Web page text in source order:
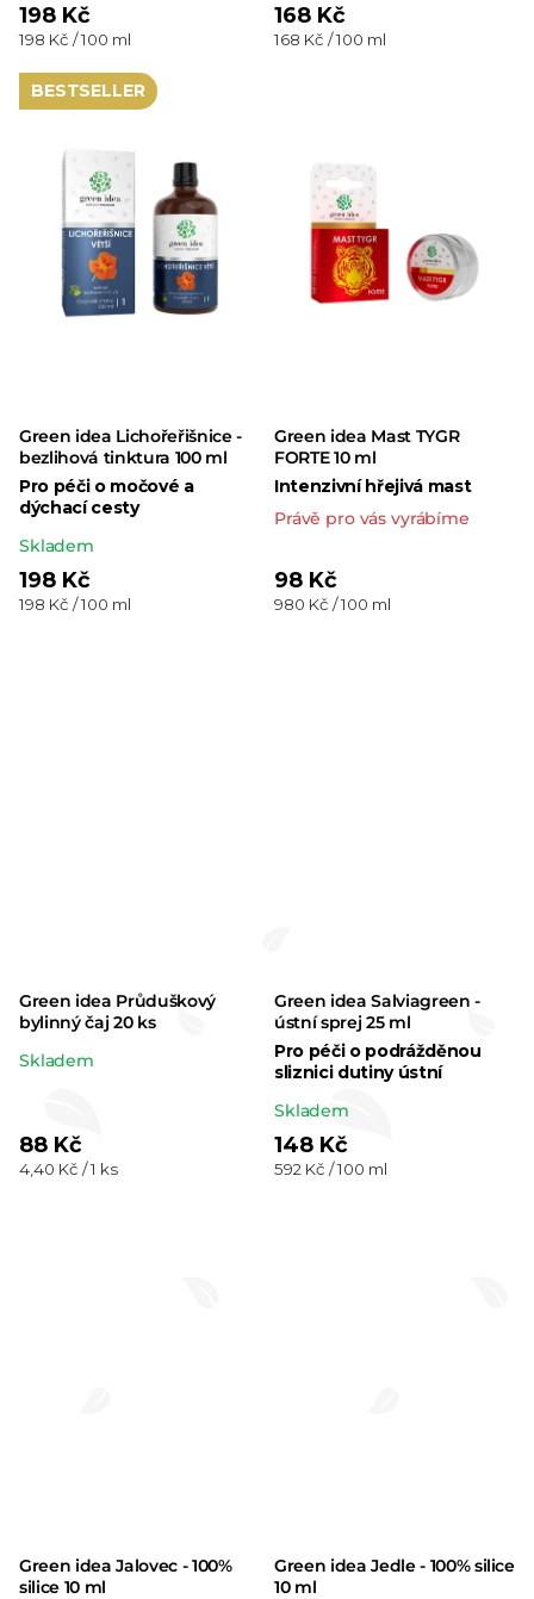
198 Kč
Měrná
198 Kč / 100 ml
168 Kč
Měrná
168 Kč / 100 ml
BESTSELLER
Green idea Lichořeřišnice -
bezlihová tinktura 100 ml
Pro péči o močové a
dýchací cesty
Průměrné
hodnocení
produktu
Skladem
198 Kč
Měrná
198 Kč / 100 ml
Green idea Mast TYGR
FORTE 10 ml
Intenzivní hřejivá mast
Právě pro vás vyrábíme
98 Kč
Měrná
980 Kč / 100 ml
Green idea Průduškový
bylinný čaj 20 ks
Průměrné
je
Skladem
88 Kč
Měrná
4,40 Kč / 1 ks
Green idea Salviagreen -
ústní sprej 25 ml
Pro péči o podrážděnou
sliznici dutiny ústní
Průměrné
hodnocení
produktu
Skladem
148 Kč
Měrná
592 Kč / 100 ml
Green idea Jalovec - 100%
silice 10 ml
Green idea Jedle - 100% silice
10 ml